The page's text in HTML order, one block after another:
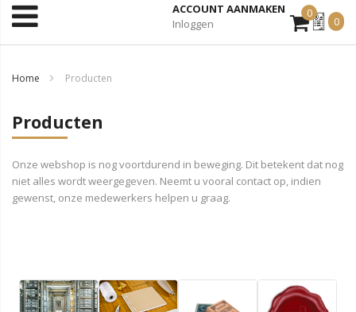
ACCOUNT AANMAKEN
Inloggen
0Mijn
Offerte
0
Home Producten
Producten
Onze webshop is nog voortdurend in beweging. Dit betekent dat nog
niet alles wordt weergegeven. Neemt u vooral contact op, indien
gewenst, onze medewerkers helpen u graag.